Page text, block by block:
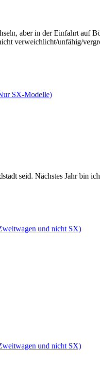
aber in der Einfahrt auf
verweichlicht/unfähig/
SX-Modelle)
seid. Nächstes Jahr bin
und nicht SX)
und nicht SX)